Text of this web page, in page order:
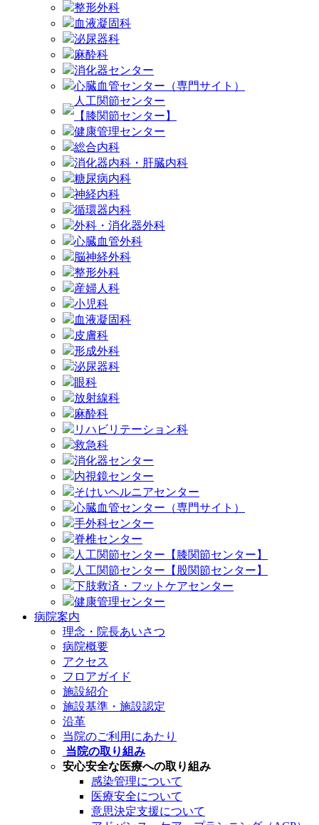
整形外科
血液凝固科
泌尿器科
麻酔科
消化器センター
心臓血管センター（専門サイト）
人工関節センター
【膝関節センター】
健康管理センター
総合内科
消化器内科・肝臓内科
糖尿病内科
神経内科
循環器内科
外科・消化器外科
心臓血管外科
脳神経外科
整形外科
産婦人科
小児科
血液凝固科
皮膚科
形成外科
泌尿器科
眼科
放射線科
麻酔科
リハビリテーション科
救急科
消化器センター
内視鏡センター
そけいヘルニアセンター
心臓血管センター（専門サイト）
手外科センター
脊椎センター
人工関節センター【膝関節センター】
人工関節センター【股関節センター】
下肢救済・フットケアセンター
健康管理センター
病院案内
理念・院長あいさつ
病院概要
アクセス
フロアガイド
施設紹介
施設基準・施設認定
沿革
当院のご利用にあたり
当院の取り組み
安心安全な医療への取り組み
感染管理について
医療安全について
意思決定支援について